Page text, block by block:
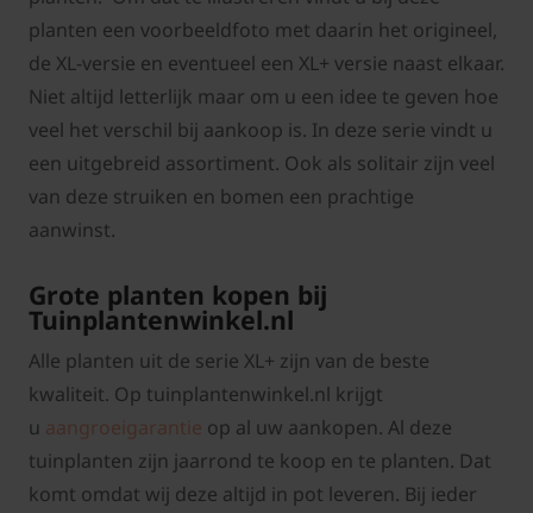
planten een voorbeeldfoto met daarin het origineel,
de XL-versie en eventueel een XL+ versie naast elkaar.
Niet altijd letterlijk maar om u een idee te geven hoe
veel het verschil bij aankoop is. In deze serie vindt u
een uitgebreid assortiment. Ook als solitair zijn veel
van deze struiken en bomen een prachtige
aanwinst.
Grote planten kopen bij
Tuinplantenwinkel.nl
Alle planten uit de serie XL+ zijn van de beste
kwaliteit. Op tuinplantenwinkel.nl krijgt
u aangroeigarantie op al uw aankopen. Al deze
tuinplanten zijn jaarrond te koop en te planten. Dat
komt omdat wij deze altijd in pot leveren. Bij ieder